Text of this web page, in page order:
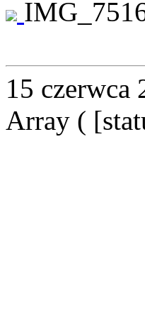
15 czerwca
Array (